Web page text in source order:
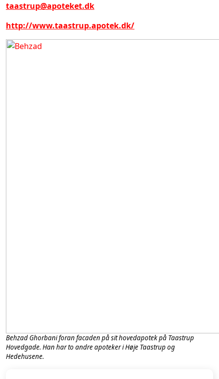
taastrup@apoteket.dk
http://www.taastrup.apotek.dk/
Behzad Ghorbani foran facaden på sit hovedapotek på Taastrup
Hovedgade. Han har to andre apoteker i Høje Taastrup og
Hedehusene.